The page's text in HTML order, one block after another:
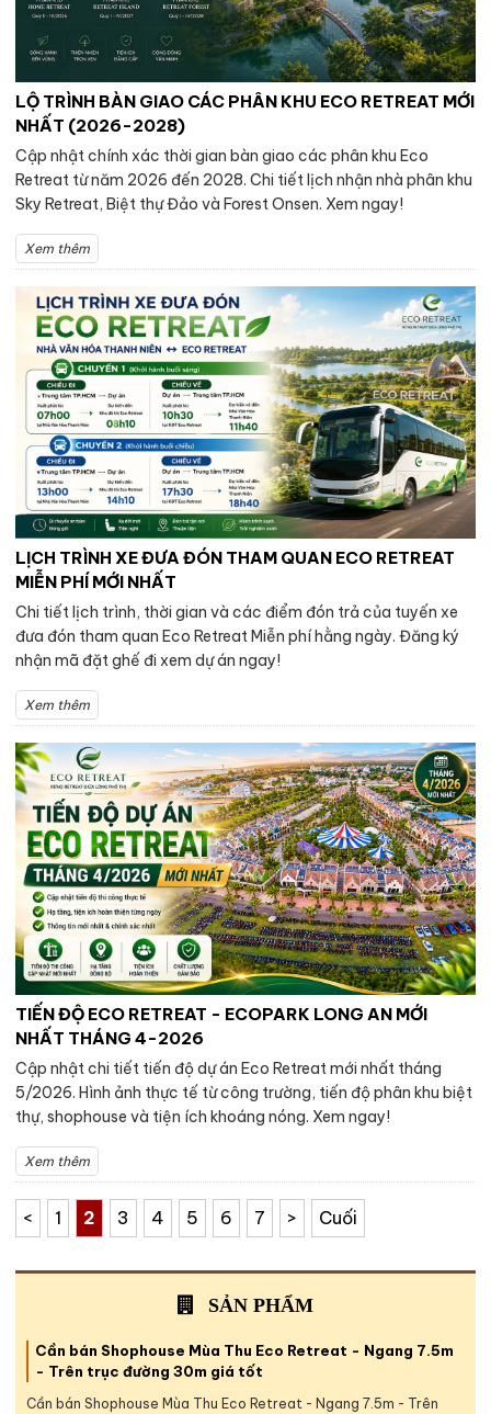
LỘ TRÌNH BÀN GIAO CÁC PHÂN KHU ECO RETREAT MỚI
NHẤT (2026-2028)
Cập nhật chính xác thời gian bàn giao các phân khu Eco
Retreat từ năm 2026 đến 2028. Chi tiết lịch nhận nhà phân khu
Sky Retreat, Biệt thự Đảo và Forest Onsen. Xem ngay!
Xem thêm
LỊCH TRÌNH XE ĐƯA ĐÓN THAM QUAN ECO RETREAT
MIỄN PHÍ MỚI NHẤT
Chi tiết lịch trình, thời gian và các điểm đón trả của tuyến xe
đưa đón tham quan Eco Retreat Miễn phí hằng ngày. Đăng ký
nhận mã đặt ghế đi xem dự án ngay!
Xem thêm
TIẾN ĐỘ ECO RETREAT - ECOPARK LONG AN MỚI
NHẤT THÁNG 4-2026
Cập nhật chi tiết tiến độ dự án Eco Retreat mới nhất tháng
5/2026. Hình ảnh thực tế từ công trường, tiến độ phân khu biệt
thự, shophouse và tiện ích khoáng nóng. Xem ngay!
Xem thêm
< 1 2 3 4 5 6 7 > Cuối
SẢN PHẨM
Cần bán Shophouse Mùa Thu Eco Retreat - Ngang 7.5m
- Trên trục đường 30m giá tốt
Cần bán Shophouse Mùa Thu Eco Retreat - Ngang 7.5m - Trên